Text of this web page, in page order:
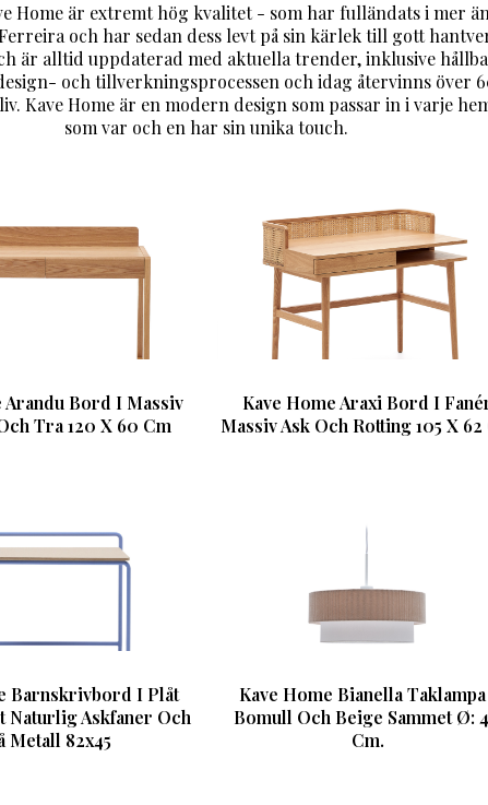
Home är extremt hög kvalitet - som har fulländats i mer
och har sedan dess levt på sin kärlek till gott
är alltid uppdaterad med aktuella trender, inklusive
och tillverkningsprocessen och idag återvinns över
Kave Home är en modern design som passar in i varje
som var och en har sin unika touch.
Arandu Bord I Massiv
Tra 120 X 60 Cm
Kave Home Araxi Bord I
Massiv Ask Och Rotting 105 X 62
Barnskrivbord I Plåt
Naturlig Askfaner Och
Metall 82x45
Kave Home Bianella
Bomull Och Beige Sammet Ø:
Cm.